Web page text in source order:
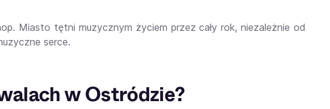
Miasto tętni muzycznym życiem przez cały rok, niezależnie od
serce.
w Ostródzie?